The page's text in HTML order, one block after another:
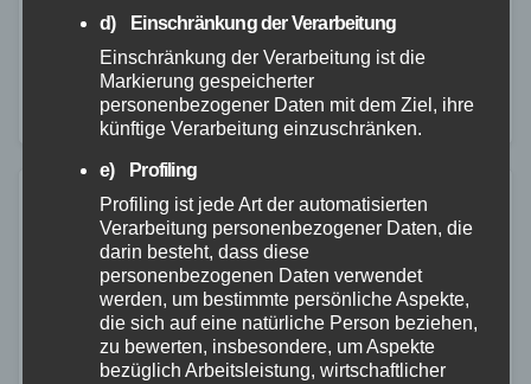
ein Feldarbeiter während der Heuernte kurzzeitig
seinen Traktor mit angehängter Ballenpresse. Nach
aktuellen Ermittlungen versäumte er jedoch, das
Gespann gegen Wegrollen zu sichern.…
d) Einschränkung der Verarbeitung
Einschränkung der Verarbeitung ist die
Markierung gespeicherter
personenbezogener Daten mit dem Ziel, ihre
künftige Verarbeitung einzuschränken.
e) Profiling
Profiling ist jede Art der automatisierten
Verarbeitung personenbezogener Daten, die
darin besteht, dass diese
personenbezogenen Daten verwendet
werden, um bestimmte persönliche Aspekte,
die sich auf eine natürliche Person beziehen,
zu bewerten, insbesondere, um Aspekte
bezüglich Arbeitsleistung, wirtschaftlicher